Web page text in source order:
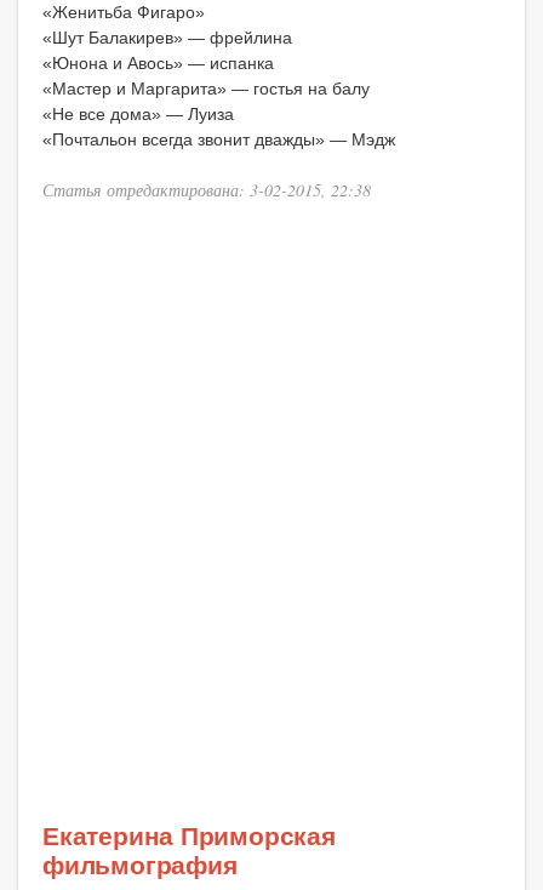
«Женитьба Фигаро»
«Шут Балакирев» — фрейлина
«Юнона и Авось» — испанка
«Мастер и Маргарита» — гостья на балу
«Не все дома» — Луиза
«Почтальон всегда звонит дважды» — Мэдж
Статья отредактирована: 3-02-2015, 22:38
Екатерина Приморская
фильмография